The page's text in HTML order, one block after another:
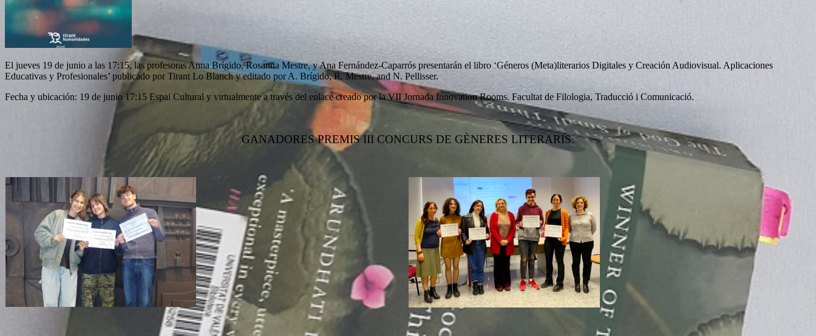
El jueves 19 de junio a las 17:15, las profesoras Anna Brígido, Rosanna Mestre, y Ana Fernández-Caparrós presentarán el libro ‘Géneros (Meta)literarios Digitales y Creación Audiovisual. Aplicaciones
Educativas y Profesionales’ publicado por Tirant Lo Blanch y editado por A. Brígido, R. Mestre, and N. Pellisser.
Fecha y ubicación: 19 de junio 17:15 Espai Cultural y virtualmente a través del enlace creado por la VII Jornada Innovation Rooms. Facultat de Filologia, Traducció i Comunicació.
GANADORES PREMIS III CONCURS DE GÈNERES LITERARIS.